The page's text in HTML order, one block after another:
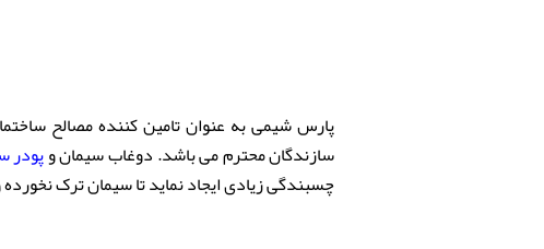
پارس شیمی به عنوان تامین کننده مصالح
سازندگان محترم می باشد. دوغاب سیمان و
چسبندگی زیادی ایجاد نماید تا سیمان ترک